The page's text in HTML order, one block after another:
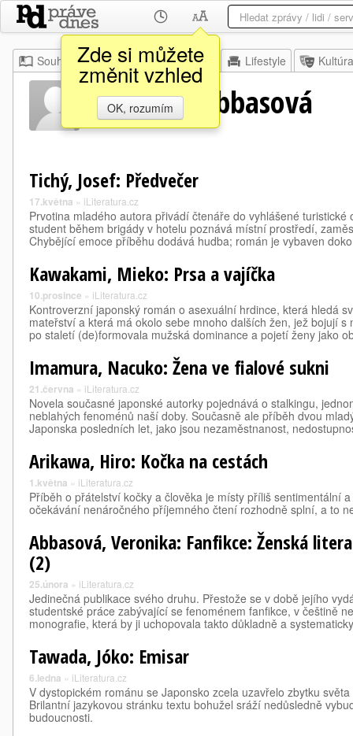
Zde si můžete
změnit vzhled
OK, rozumím
Souhrn Moje Z domova Lifestyle Kultúra
Veronika Abbasová
Tichý, Josef: Předvečer
17.května » iLiteratura.cz
Prvotina mladého autora přivádí čtenáře do vyhlášené turistické
student během brigády v hotelu poznává místní prostředí,
Chybějící emoce příběhu dodává hudba; román je vybaven
Kawakami, Mieko: Prsa a vajíčka
10.prosince » iLiteratura.cz
Kontroverzní japonský román o asexuální hrdince, která hledá
mateřství a která má okolo sebe mnoho dalších žen, jež bojují s
po staletí (de)formovala mužská dominance a pojetí ženy jako
Imamura, Nacuko: Žena ve fialové sukni
21.června » iLiteratura.cz
Novela současné japonské autorky pojednává o stalkingu,
neblahých fenoménů naší doby. Současně ale příběh dvou
Japonska posledních let, jako jsou nezaměstnanost,
Arikawa, Hiro: Kočka na cestách
1.května » iLiteratura.cz
Příběh o přátelství kočky a člověka je místy příliš sentimentální
očekávání nenáročného příjemného čtení rozhodně splní, a to
Abbasová, Veronika: Fanfikce: Ženská
(2)
25.února » iLiteratura.cz
Jedinečná publikace svého druhu. Přestože se v době jejího
studentské práce zabývající se fenoménem fanfikce, v češtině
monografie, která by ji uchopovala takto důkladně a
Tawada, Jóko: Emisar
6.ledna » iLiteratura.cz
V dystopickém románu se Japonsko zcela uzavřelo zbytku
Brilantní jazykovou stránku textu bohužel sráží nedůsledně
budoucnosti.